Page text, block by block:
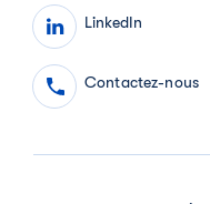
LinkedIn
Contactez-nous